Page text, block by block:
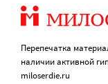
Перепечатка
наличии активной
miloserdie.ru